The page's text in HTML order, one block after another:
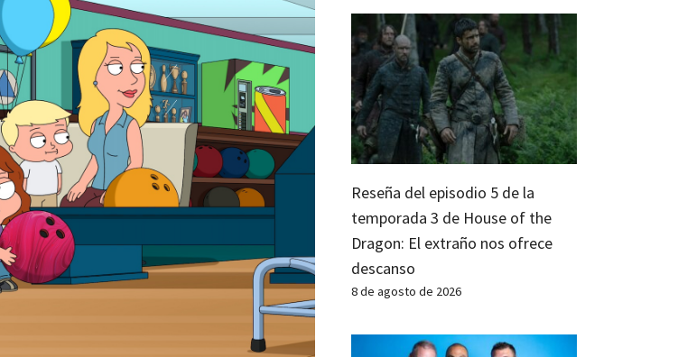
Reseña del episodio 5 de la
temporada 3 de House of the
Dragon: El extraño nos ofrece
descanso
8 de agosto de 2026